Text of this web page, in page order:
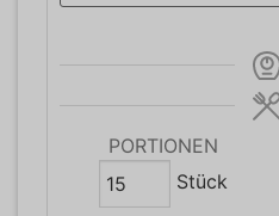
PORTIONEN
Stück